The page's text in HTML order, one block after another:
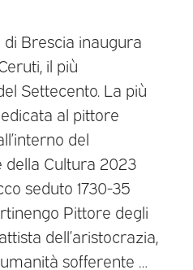
di Brescia inaugura
il più
Settecento. La più
al pittore
del
Cultura 2023
seduto 1730-35
Pittore degli
dell’aristocrazia,
sofferente …